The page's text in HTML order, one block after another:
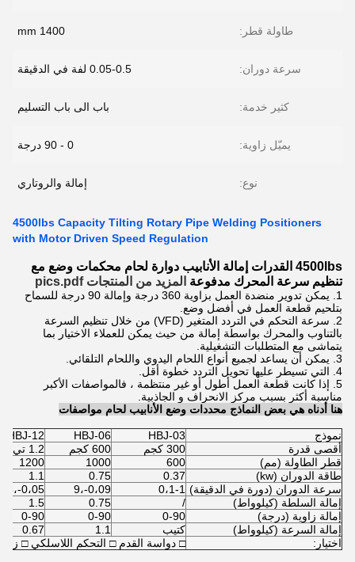
طاولة قطر: 1400 mm
سرعة دوران: 0.05-0.5 لفة في الدقيقة
كثير خدمة: باب الى باب التسليم
يميّل زاوية: 0 - 90 درجة
نوع: إمالة والروتاري
4500lbs Capacity Tilting Rotary Pipe Welding Positioners
with Motor Driven Speed Regulation
4500lbs القدرات إمالة الأنابيب دوارة لحام محكمات وضع مع
تنظيم سرعة المحرك مدفوعة المزيد من المنتجات pics.pdf
1. يمكن تدوير منضدة العمل بزاوية 360 درجة وإمالة 90 درجة للسماح
بتلحيم قطعة العمل في أفضل وضع.
2. سرعة التحكم في التردد المتغير (VFD) من خلال تنظيم السرعة
بالتناوب والمحرك بواسطة إمالة من حيث يمكن للعملاء الاختيار بما
يتماشى مع المتطلبات التشغيلية.
3. يمكن أن يساعد لجميع أنواع اللحام اليدوي واللحام التلقائي.
4. التي تسيطر عليها تحويل التردد خطوة أقل.
5. إذا كانت قطعة العمل أطول أو غير منتظمة ، فالمواصفات الأكبر
مناسبة أكثر بسبب مركز الانحراف و الجاذبية.
هنا أدناه هي بعض النماذج محددات وضع الأنابيب لحام مواصفات
نموذج HBJ-03
HBJ-06
HBJ-12
أقصى قدرة
300 كجم 600 كجم
1.2 تي
قطر الطاولة (مم)
600
1000
1200
طاقة الدوران (kw)
0.37
0.75
1.1
سرعة الدوران (دورة في الدقيقة) 0،1-1 0،09-،9
0،05-،5
إمالة السلطة (كيلوواط)
/
0.75
1.5
إمالة زاوية (درجة)
0-90
0-90
0-90
إمالة السرعة (كيلوواط)
كتيب 1.1
0.67
اختيار:
□ دواسة القدم □ التحكم اللاسلكي □ زاوية